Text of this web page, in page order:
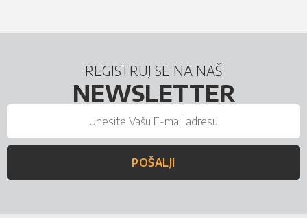
REGISTRUJ SE NA NAŠ
NEWSLETTER
POŠALJI